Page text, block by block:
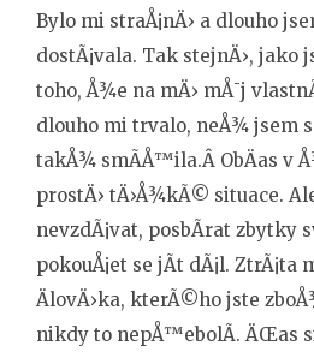
Bylo mi straÅ¡nÄ› a dlouho
dostÃ¡vala. Tak stejnÄ›, jako
toho, Å¾e na mÄ› mÅ¯j
dlouho mi trvalo, neÅ¾ jsem
takÅ¾ smÃ­Å™ila.Â ObÄas v
prostÄ› tÄ›Å¾kÃ© situace.
nevzdÃ¡vat, posbÃ­rat zbytky
pokouÅ¡et se jÃ­t dÃ¡l.
ÄlovÄ›ka, kterÃ©ho jste
nikdy to nepÅ™ebolÃ­. ÄŒas